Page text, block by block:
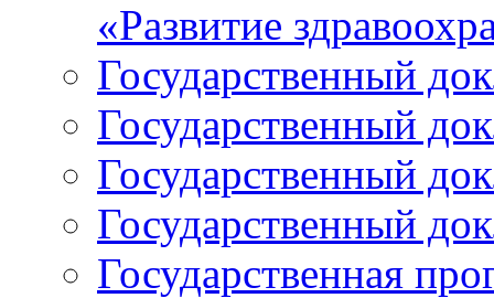
«Развитие
Государственный
Государственный
Государственный
Государственный
Государственная